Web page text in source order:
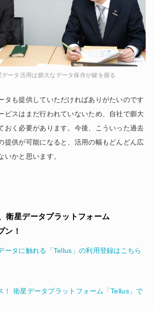
データ活用は膨大なデータ保存が鍵を握る
タも提供していただければありがたいのです
ビスはまだ行われていないため、自社で膨大
おく必要があります。今後、こういった過去
提供が可能になると、活用の幅もどんどん広
いかと思います。
衛星データプラットフォーム
ン！
ータに触れる「Tellus」の利用登録はこちら
！ 衛星データプラットフォーム「Tellus」で